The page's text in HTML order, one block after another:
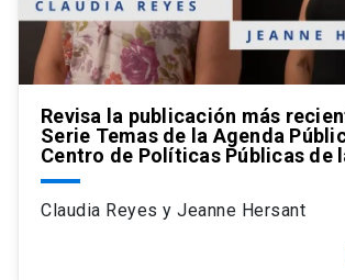
Revisa la publicación más
Serie Temas de la Agenda
Centro de Políticas Públicas de
Claudia Reyes y Jeanne Hersant